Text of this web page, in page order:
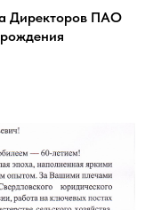
Директоров ПАО